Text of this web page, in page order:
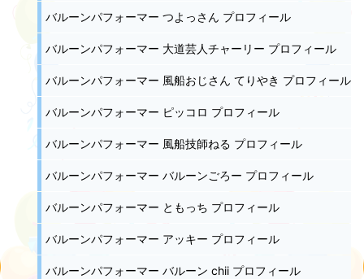
バルーンパフォーマー つよっさん プロフィール
バルーンパフォーマー 大道芸人チャーリー プロフィール
バルーンパフォーマー 風船おじさん てりやき プロフィール
バルーンパフォーマー ピッコロ プロフィール
バルーンパフォーマー 風船技師ねる プロフィール
バルーンパフォーマー バルーンごろー プロフィール
バルーンパフォーマー ともっち プロフィール
バルーンパフォーマー アッキー プロフィール
バルーンパフォーマー バルーン chii プロフィール